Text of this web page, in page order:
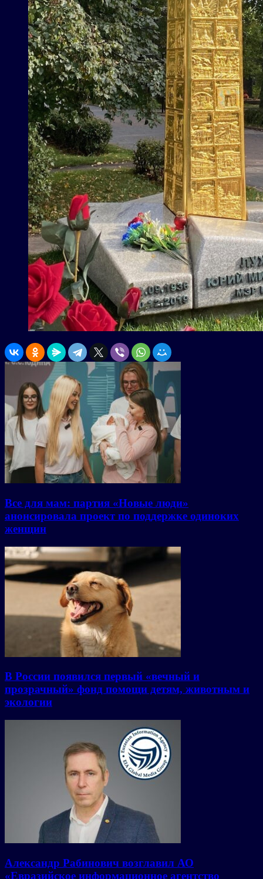
Все для мам: партия «Новые люди»
анонсировала проект по поддержке одиноких
женщин
В России появился первый «вечный и
прозрачный» фонд помощи детям, животным и
экологии
Александр Рабинович возглавил АО
«Евразийское информационное агентство